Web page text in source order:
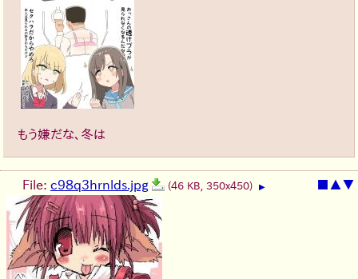
もう嫌だな、冬は
▲▼
File: c98q3hrnlds.jpg (46 KB, 350x450) ▶